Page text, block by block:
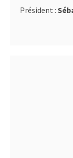
Président :